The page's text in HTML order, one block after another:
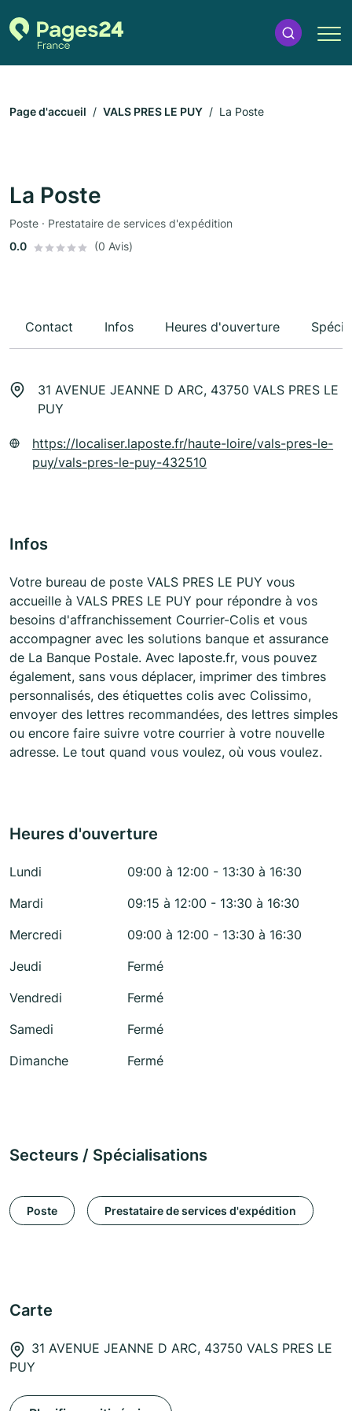
Page d'accueil VALS PRES LE PUY La Poste
La Poste
Poste · Prestataire de services d'expédition
0.0
(0 Avis)
Contact Infos Heures d'ouverture
31 AVENUE JEANNE D ARC, 43750 VALS PRES LE
PUY
https://localiser.laposte.fr/haute-loire/vals-pres-le-
puy/vals-pres-le-puy-432510
Infos
Votre bureau de poste VALS PRES LE PUY vous
accueille à VALS PRES LE PUY pour répondre à vos
besoins d'affranchissement Courrier-Colis et vous
accompagner avec les solutions banque et assurance
de La Banque Postale. Avec laposte.fr, vous pouvez
également, sans vous déplacer, imprimer des timbres
personnalisés, des étiquettes colis avec Colissimo,
envoyer des lettres recommandées, des lettres simples
ou encore faire suivre votre courrier à votre nouvelle
adresse. Le tout quand vous voulez, où vous voulez.
Heures d'ouverture
Lundi
09:00 à 12:00 - 13:30 à 16:30
Mardi
09:15 à 12:00 - 13:30 à 16:30
Mercredi
09:00 à 12:00 - 13:30 à 16:30
Jeudi
Fermé
Vendredi
Fermé
Samedi
Fermé
Dimanche
Fermé
Secteurs / Spécialisations
Poste Prestataire de services d'expédition
Carte
31 AVENUE JEANNE D ARC, 43750 VALS PRES LE
PUY